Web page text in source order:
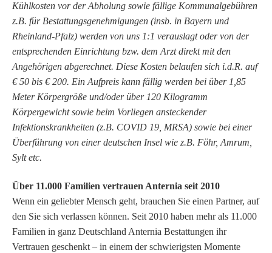
Kühlkosten vor der Abholung sowie fällige Kommunalgebühren
z.B. für Bestattungsgenehmigungen (insb. in Bayern und
Rheinland-Pfalz) werden von uns 1:1 verauslagt oder von der
entsprechenden Einrichtung bzw. dem Arzt direkt mit den
Angehörigen abgerechnet. Diese Kosten belaufen sich i.d.R. auf
€ 50 bis € 200. Ein Aufpreis kann fällig werden bei über 1,85
Meter Körpergröße und/oder über 120 Kilogramm
Körpergewicht sowie beim Vorliegen ansteckender
Infektionskrankheiten (z.B. COVID 19, MRSA) sowie bei einer
Überführung von einer deutschen Insel wie z.B. Föhr, Amrum,
Sylt etc.
Über 11.000 Familien vertrauen Anternia seit 2010
Wenn ein geliebter Mensch geht, brauchen Sie einen Partner, auf
den Sie sich verlassen können. Seit 2010 haben mehr als 11.000
Familien in ganz Deutschland Anternia Bestattungen ihr
Vertrauen geschenkt – in einem der schwierigsten Momente